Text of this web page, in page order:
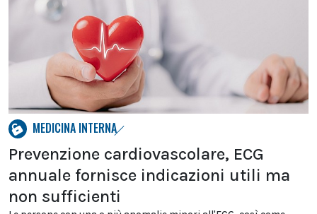
MEDICINA INTERNA
Prevenzione cardiovascolare, ECG
annuale fornisce indicazioni utili ma
non sufficienti